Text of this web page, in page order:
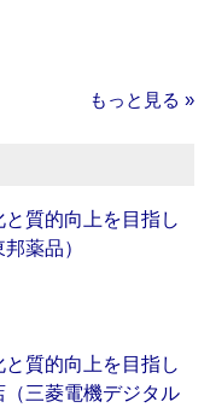
もっと見る »
と質的向上を目指し
薬品）
と質的向上を目指し
三菱電機デジタル